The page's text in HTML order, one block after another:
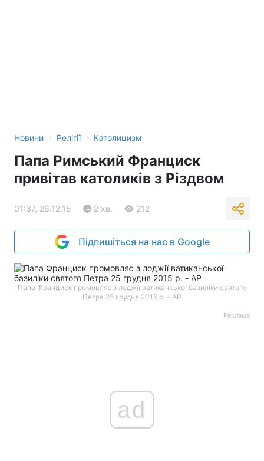
Новини › Релігії › Католицизм
Папа Римський Франциск
привітав католиків з Різдвом
01:37, 26.12.15 2 хв. 212
Підпишіться на нас в Google
Папа Франциск промовляє з лоджії ватиканської базиліки святого
Петра 25 грудня 2015 р. - AP
Реклама
ad